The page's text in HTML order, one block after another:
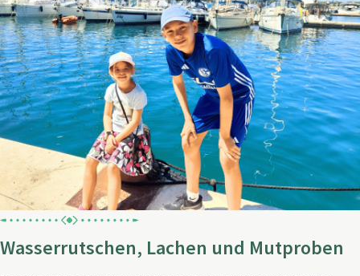
Wasserrutschen, Lachen und Mutproben